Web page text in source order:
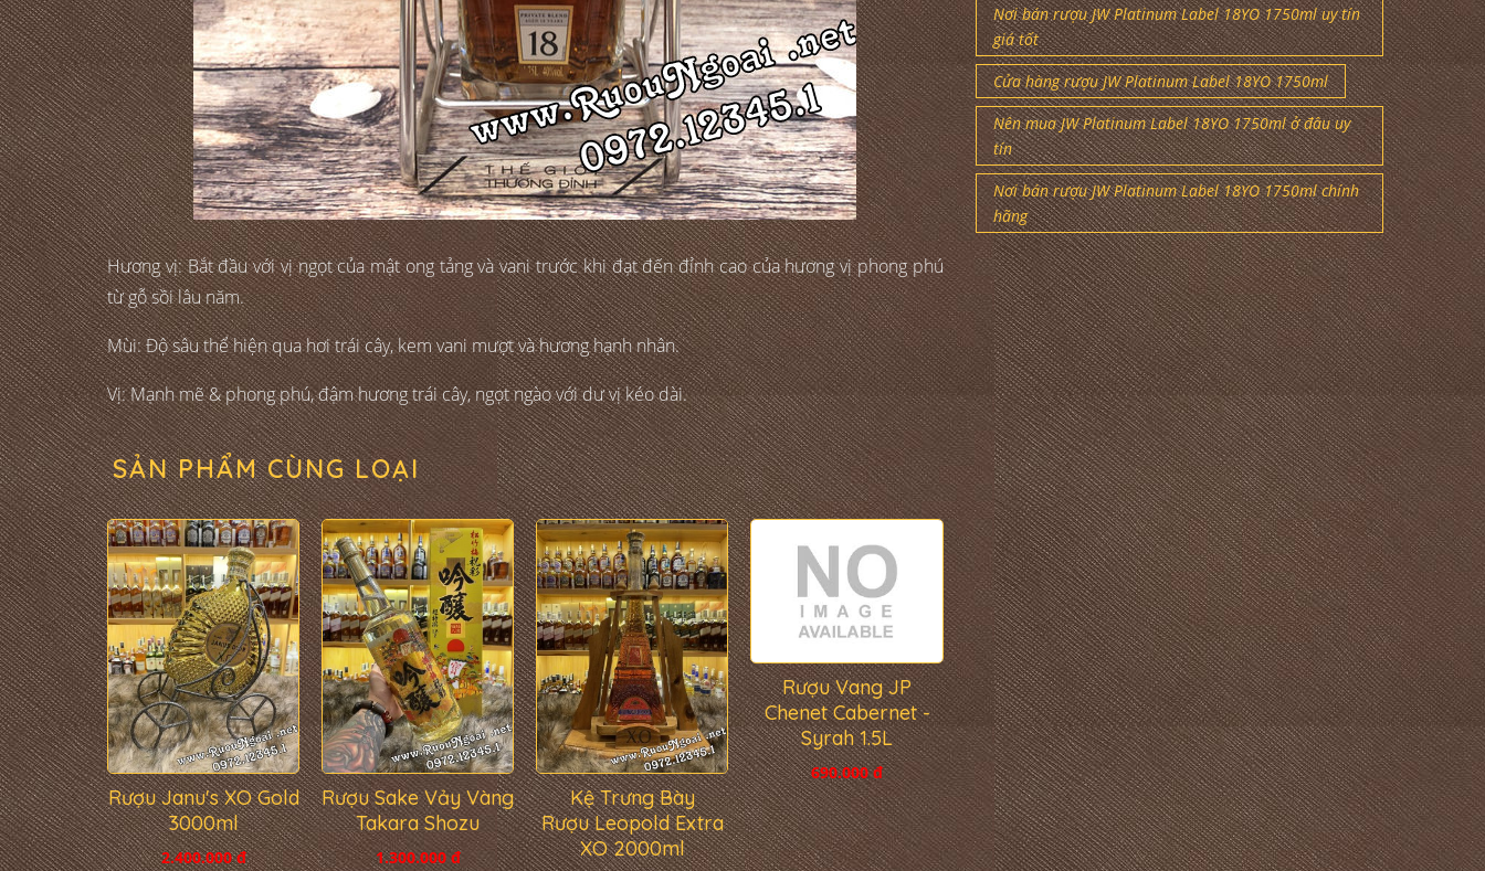
Hương vị: Bắt đầu với vị ngọt của mật ong tảng và vani trước khi đạt đến đỉnh cao của hương vị phong phú
từ gỗ sồi lâu năm.
Mùi: Độ sâu thể hiện qua hơi trái cây, kem vani mượt và hương hạnh nhân.
Vị: Mạnh mẽ & phong phú, đậm hương trái cây, ngọt ngào với dư vị kéo dài.
SẢN PHẨM CÙNG LOẠI
Rượu Janu's XO Gold
3000ml
2.400.000 đ
Rượu Sake Vảy Vàng
Takara Shozu
1.300.000 đ
Kệ Trưng Bày
Rượu Leopold Extra
XO 2000ml
Rượu Vang JP
Chenet Cabernet -
Syrah 1.5L
690.000 đ
Nơi bán rượu JW Platinum Label 18YO 1750ml uy tín
giá tốt
Cửa hàng rượu JW Platinum Label 18YO 1750ml
Nên mua JW Platinum Label 18YO 1750ml ở đâu uy
tín
Nơi bán rượu JW Platinum Label 18YO 1750ml chính
hãng